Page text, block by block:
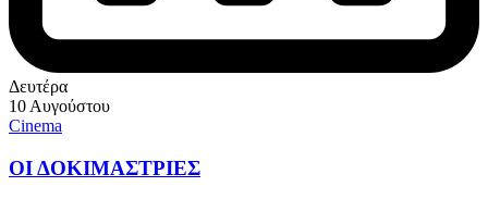
Δευτέρα
10 Αυγούστου
Cinema
ΟΙ ΔΟΚΙΜΑΣΤΡΙΕΣ